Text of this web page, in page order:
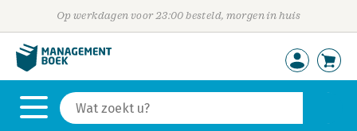
Op werkdagen voor 23:00 besteld, morgen in huis